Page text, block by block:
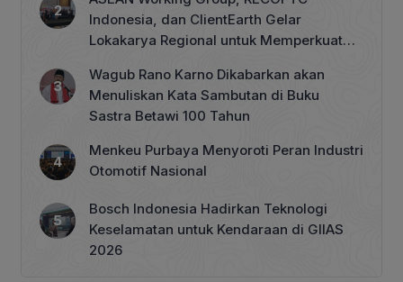
Indonesia, dan ClientEarth Gelar
Lokakarya Regional untuk Memperkuat
Wagub Rano Karno Dikabarkan akan
Menuliskan Kata Sambutan di Buku
Sastra Betawi 100 Tahun
Menkeu Purbaya Menyoroti Peran Industri
Otomotif Nasional
Bosch Indonesia Hadirkan Teknologi
Keselamatan untuk Kendaraan di GIIAS
2026